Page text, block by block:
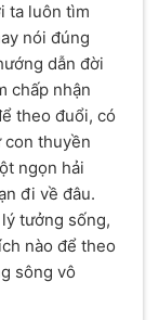
ta luôn tìm
nói đúng
dẫn đời
chấp nhận
theo đuổi, có
con thuyền
ngọn hải
đi về đâu.
tưởng sống,
nào để theo
sông vô